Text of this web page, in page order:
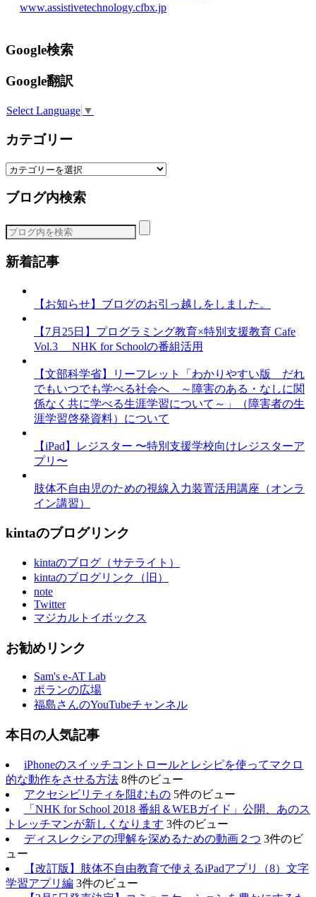
www.assistivetechnology.cfbx.jp
Google検索
Google翻訳
Select Language ▼
カテゴリー
カ
ゴ
ー
ブログ内検索
新着記事
【お知らせ】ブログのお引っ越しをしました。
【7月25日】プログラミング教育×特別支援教育 Cafe
Vol.3 NHK for Schoolの番組活用
【文部科学省】リーフレット「わかりやすい版 だれ
でもいつでも学べる社会へ ～障害のある・なしに関
係なく共に学べる生涯学習について～」（障害者の生
涯学習啓発資料）について
【iPad】レジスター 〜特別支援学校向けレジスターア
プリ〜
肢体不自由児のための視線入力装置活用講座（オンラ
イン講習）
kintaのブログリンク
kintaのブログ（サテライト）
kintaのブログリンク（旧）
note
Twitter
マジカルトイボックス
お勧めリンク
Sam's e-AT Lab
ポランの広場
福島さんのYouTubeチャンネル
本日の人気記事
iPhoneのスイッチコントロールとレシピを使ってマクロ
的な動作をさせる方法 8件のビュー
アクセシビリティを阻むもの 5件のビュー
「NHK for School 2018 番組＆WEBガイド」公開、あのス
トレッチマンが新しくなります 3件のビュー
ディスレクシアの理解を深めるための動画２つ 3件のビ
ュー
【改訂版】肢体不自由教育で使えるiPadアプリ（8）文字
学習アプリ編 3件のビュー